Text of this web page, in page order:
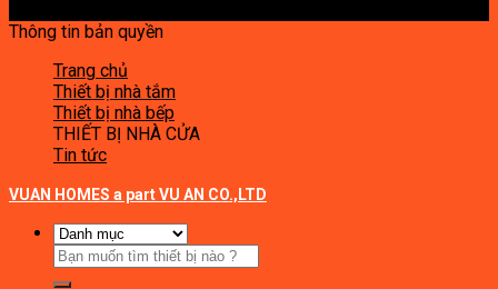
Thông tin bản quyền
Trang chủ
Thiết bị nhà tắm
Thiết bị nhà bếp
THIẾT BỊ NHÀ CỬA
Tin tức
VUAN HOMES a part VU AN CO.,LTD
Tìm